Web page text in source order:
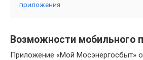
приложения
Возможности мобильного
Приложение «Мой Мосэнергосбыт»